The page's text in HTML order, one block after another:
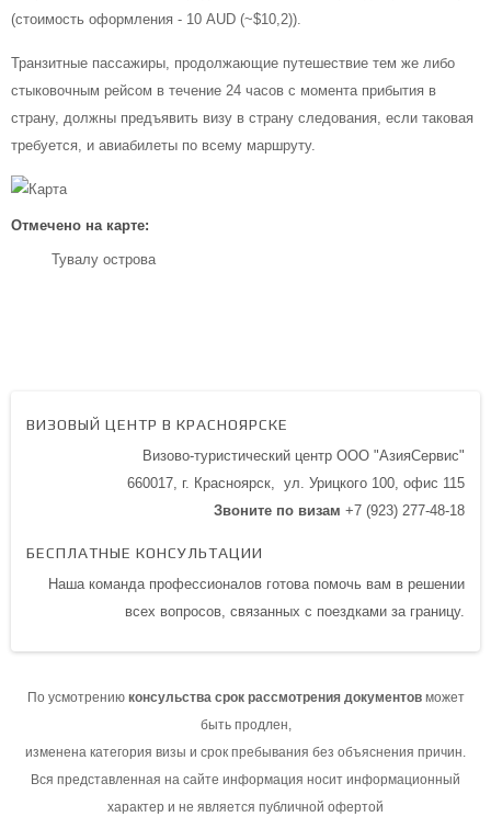
(стоимость оформления - 10 AUD (~$10,2)).
Транзитные пассажиры, продолжающие путешествие тем же либо
стыковочным рейсом в течение 24 часов с момента прибытия в
страну, должны предъявить визу в страну следования, если таковая
требуется, и авиабилеты по всему маршруту.
Отмечено на карте:
Тувалу острова
ВИЗОВЫЙ ЦЕНТР В КРАСНОЯРСКЕ
Визово-туристический центр ООО "АзияСервис"
660017, г. Красноярск, ул. Урицкого 100, офис 115
Звоните по визам +7 (923) 277-48-18
БЕСПЛАТНЫЕ КОНСУЛЬТАЦИИ
Наша команда профессионалов готова помочь вам в решении
всех вопросов, связанных с поездками за границу.
По усмотрению консульства срок рассмотрения документовможет
быть продлен,
изменена категория визы и срок пребывания без объяснения причин.
Вся представленная на сайте информация носит информационный
характер и не является публичной офертой